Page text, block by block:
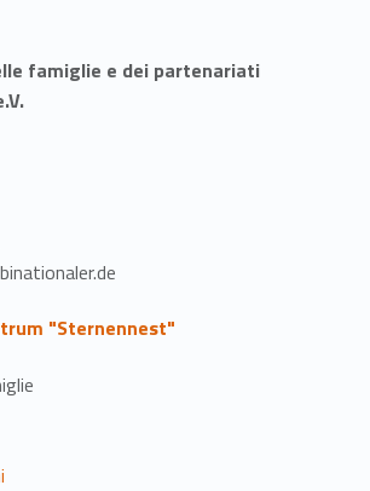
famiglie e dei partenariati
"Sternennest"